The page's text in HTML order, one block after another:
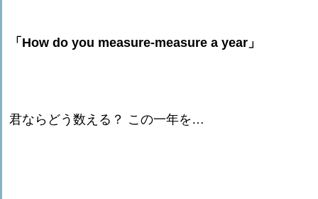
「How do you measure-measure a year」
君ならどう数える？ この一年を…